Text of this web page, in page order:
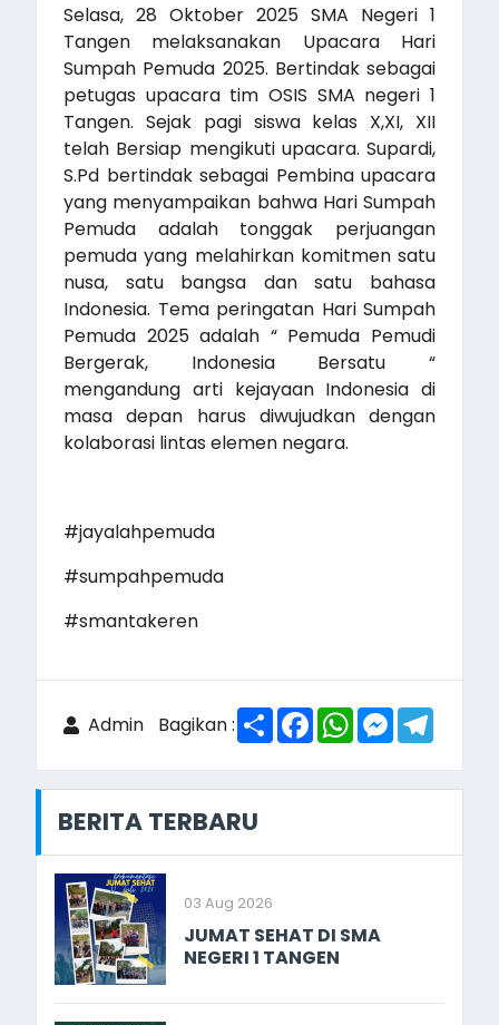
Selasa, 28 Oktober 2025 SMA Negeri 1
Tangen melaksanakan Upacara Hari
Sumpah Pemuda 2025. Bertindak sebagai
petugas upacara tim OSIS SMA negeri 1
Tangen. Sejak pagi siswa kelas X,XI, XII
telah Bersiap mengikuti upacara. Supardi,
S.Pd bertindak sebagai Pembina upacara
yang menyampaikan bahwa Hari Sumpah
Pemuda adalah tonggak perjuangan
pemuda yang melahirkan komitmen satu
nusa, satu bangsa dan satu bahasa
Indonesia. Tema peringatan Hari Sumpah
Pemuda 2025 adalah “ Pemuda Pemudi
Bergerak, Indonesia Bersatu “
mengandung arti kejayaan Indonesia di
masa depan harus diwujudkan dengan
kolaborasi lintas elemen negara.
#jayalahpemuda
#sumpahpemuda
#smantakeren
Admin Bagikan : ShareFacebook
WhatsAppMessenger
BERITA TERBARU
03 Aug 2026
JUMAT SEHAT DI SMA
NEGERI 1 TANGEN